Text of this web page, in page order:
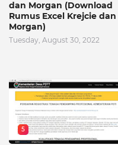
dan Morgan (Download
Rumus Excel Krejcie dan
Morgan)
Tuesday, August 30, 2022
5